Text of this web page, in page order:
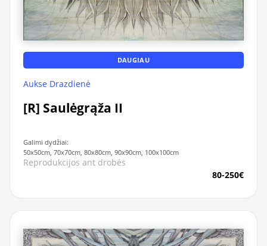
DAUGIAU
Aukse Drazdienė
[R] Saulėgrąža II
Galimi dydžiai:
50x50cm, 70x70cm, 80x80cm, 90x90cm, 100x100cm
Reprodukcijos ant drobės
80-250€